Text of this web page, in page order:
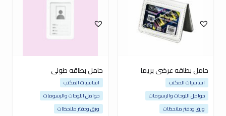
حامل بطاقه عرضى بريما
اساسيات المكتب
حوامل اللوحات والرسومات
ورق ودفتر ملاحظات
حامل بطاقه طولى
اساسيات المكتب
حوامل اللوحات والرسومات
ورق ودفتر ملاحظات